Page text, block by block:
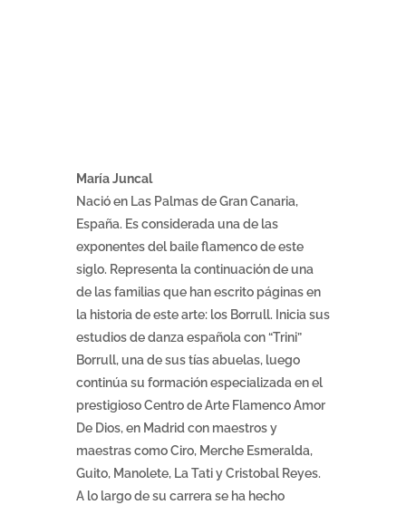
María Juncal
Nació en Las Palmas de Gran Canaria,
España. Es considerada una de las
exponentes del baile flamenco de este
siglo. Representa la continuación de una
de las familias que han escrito páginas en
la historia de este arte: los Borrull. Inicia sus
estudios de danza española con “Trini”
Borrull, una de sus tías abuelas, luego
continúa su formación especializada en el
prestigioso Centro de Arte Flamenco Amor
De Dios, en Madrid con maestros y
maestras como Ciro, Merche Esmeralda,
Guito, Manolete, La Tati y Cristobal Reyes.
A lo largo de su carrera se ha hecho